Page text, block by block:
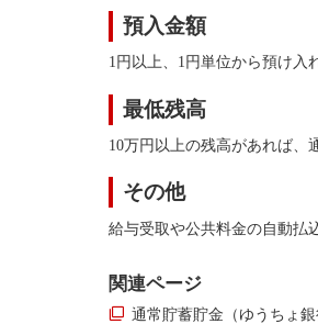
預入金額
1円以上、1円単位から預け入
最低残高
10万円以上の残高があれば、
その他
給与受取や公共料金の自動払
関連ページ
通常貯蓄貯金（ゆうちょ銀